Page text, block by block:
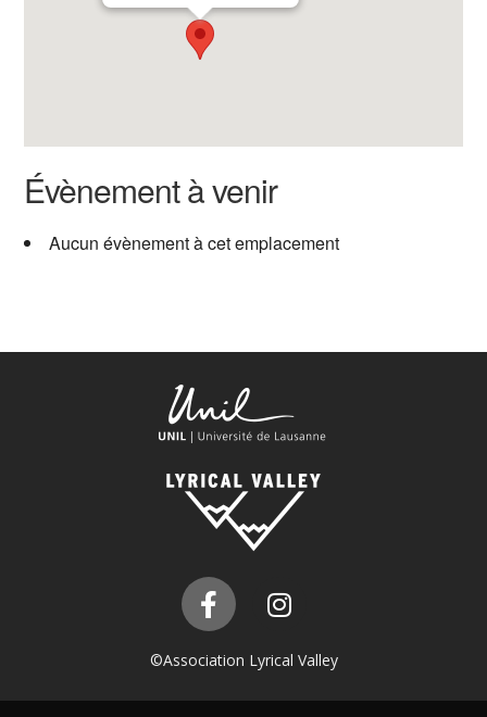
Évènement à venir
Aucun évènement à cet emplacement
©Association Lyrical Valley